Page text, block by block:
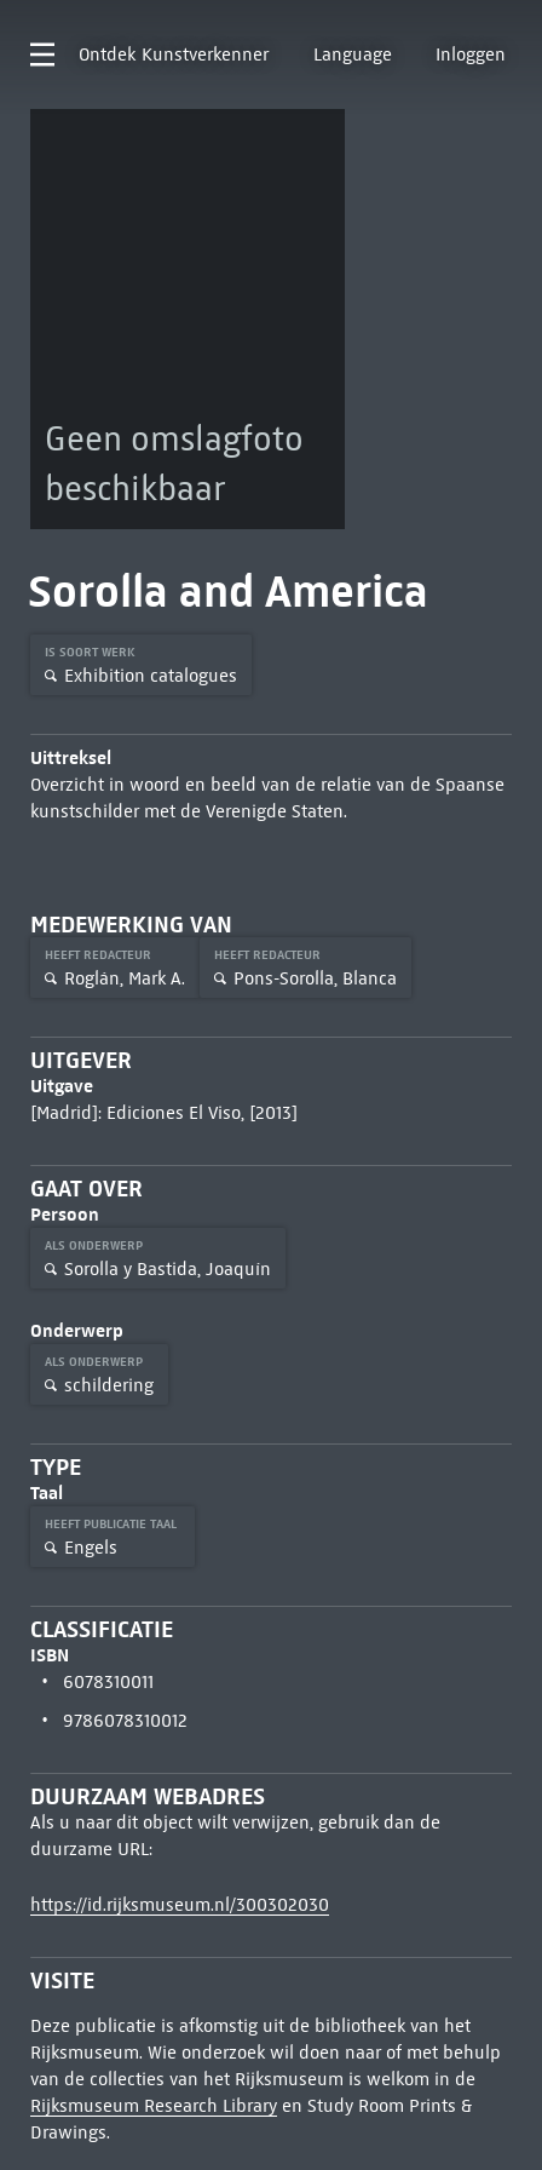
Ontdek Kunstverkenner Language Inloggen
Geen omslagfoto
beschikbaar
Sorolla and America
IS SOORT WERK
Exhibition catalogues
Uittreksel
Overzicht in woord en beeld van de relatie van de Spaanse
kunstschilder met de Verenigde Staten.
MEDEWERKING VAN
HEEFT REDACTEUR
Roglán, Mark A.
HEEFT REDACTEUR
Pons-Sorolla, Blanca
UITGEVER
Uitgave
[Madrid]: Ediciones El Viso, [2013]
GAAT OVER
Persoon
ALS ONDERWERP
Sorolla y Bastida, Joaquín
Onderwerp
ALS ONDERWERP
schildering
TYPE
Taal
HEEFT PUBLICATIE TAAL
Engels
CLASSIFICATIE
ISBN
6078310011
9786078310012
DUURZAAM WEBADRES
Als u naar dit object wilt verwijzen, gebruik dan de
duurzame URL:
https://id.rijksmuseum.nl/300302030
VISITE
Deze publicatie is afkomstig uit de bibliotheek van het
Rijksmuseum. Wie onderzoek wil doen naar of met behulp
van de collecties van het Rijksmuseum is welkom in de
Rijksmuseum Research Libraryen Study Room Prints &
Drawings.